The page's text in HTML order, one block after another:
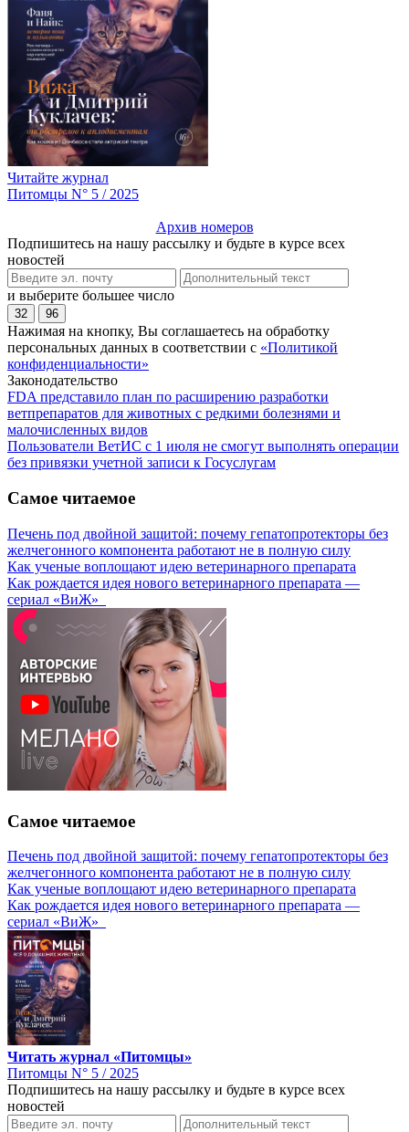
Читайте журнал
Питомцы N° 5 / 2025
Архив номеров
Подпишитесь на нашу рассылку и будьте в курсе всех
новостей
и выберите большее число
32 96
Нажимая на кнопку, Вы соглашаетесь на обработку
персональных данных в соответствии с «Политикой
конфиденциальности»
Законодательство
FDA представило план по расширению разработки
ветпрепаратов для животных с редкими болезнями и
малочисленных видов
Пользователи ВетИС с 1 июля не смогут выполнять операции
без привязки учетной записи к Госуслугам
Самое читаемое
Печень под двойной защитой: почему гепатопротекторы без
желчегонного компонента работают не в полную силу
Как ученые воплощают идею ветеринарного препарата
Как рождается идея нового ветеринарного препарата —
сериал «ВиЖ»
Самое читаемое
Печень под двойной защитой: почему гепатопротекторы без
желчегонного компонента работают не в полную силу
Как ученые воплощают идею ветеринарного препарата
Как рождается идея нового ветеринарного препарата —
сериал «ВиЖ»
Читать журнал «Питомцы»
Питомцы N° 5 / 2025
Подпишитесь на нашу рассылку и будьте в курсе всех
новостей